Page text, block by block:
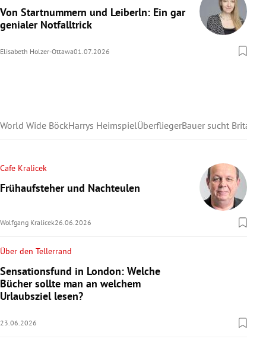
Von Startnummern und Leiberln: Ein gar
genialer Notfalltrick
Elisabeth Holzer-Ottawa01.07.2026
World Wide BöckHarrys HeimspielÜberfliegerBauer sucht Britain
Cafe Kralicek
Frühaufsteher und Nachteulen
Wolfgang Kralicek26.06.2026
Über den Tellerrand
Sensationsfund in London: Welche
Bücher sollte man an welchem
Urlaubsziel lesen?
23.06.2026